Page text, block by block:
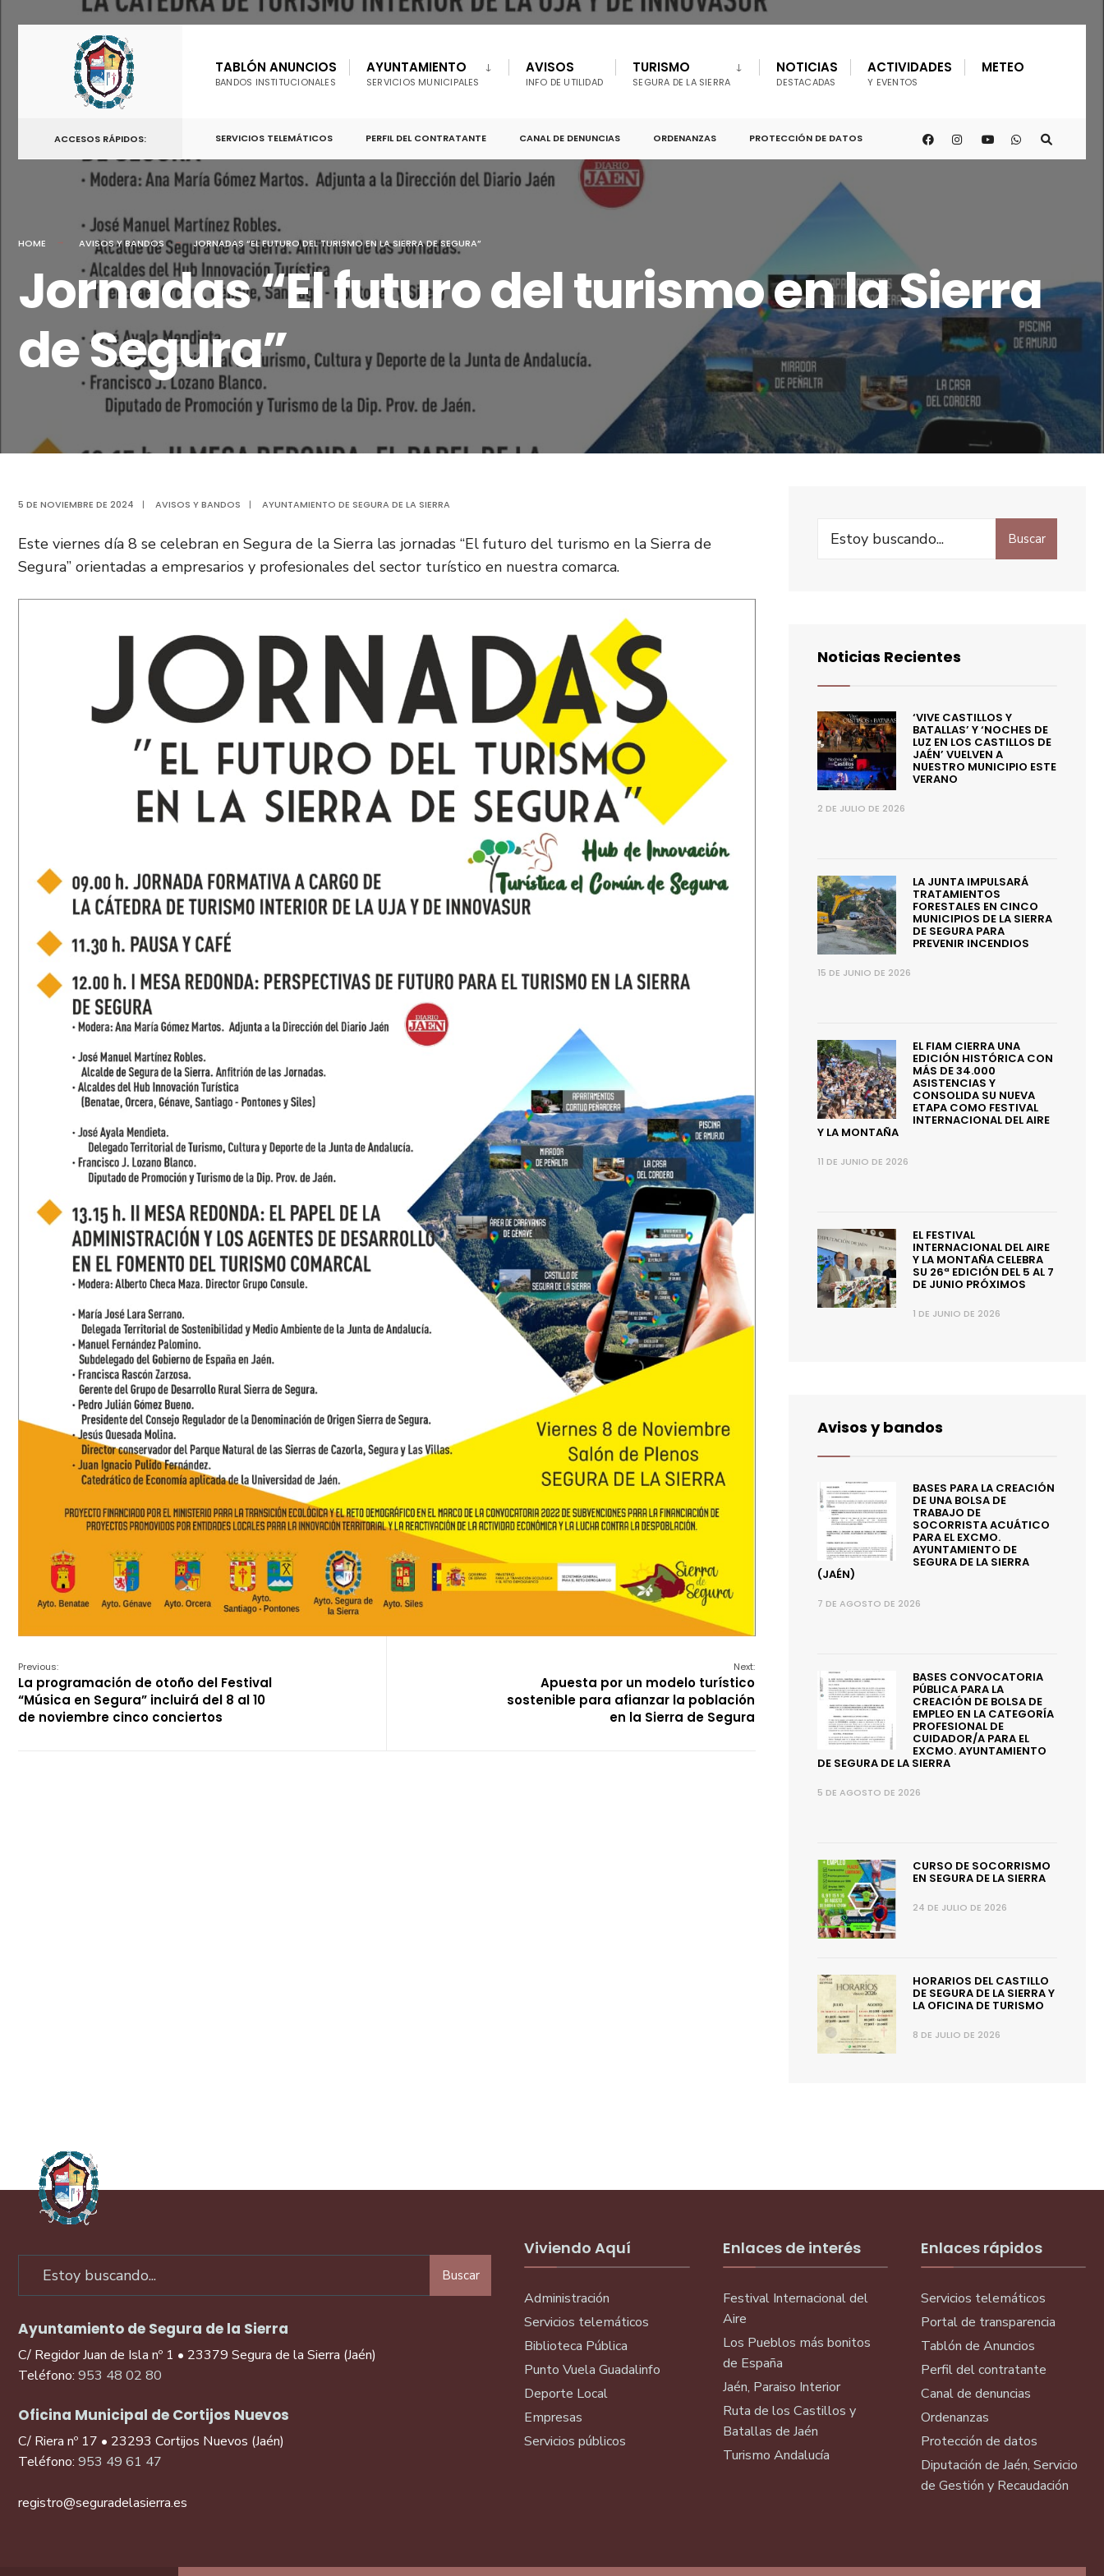
TABLÓN ANUNCIOS
BANDOS INSTITUCIONALES
AYUNTAMIENTO
SERVICIOS MUNICIPALES
AVISOS
INFO DE UTILIDAD
TURISMO
SEGURA DE LA SIERRA
NOTICIAS
DESTACADAS
ACTIVIDADES
Y EVENTOS
METEO
ACCESOS RÁPIDOS: SERVICIOS TELEMÁTICOS PERFIL DEL CONTRATANTE CANAL DE DENUNCIAS ORDENANZAS PROTECCIÓN DE DATOS
HOME AVISOS Y BANDOS JORNADAS “EL FUTURO DEL TURISMO EN LA SIERRA DE SEGURA”
Jornadas “El futuro del turismo en la Sierra
de Segura”
5 DE NOVIEMBRE DE 2024 | AVISOS Y BANDOS | AYUNTAMIENTO DE SEGURA DE LA SIERRA
Este viernes día 8 se celebran en Segura de la Sierra las jornadas “El futuro del turismo en la Sierra de
Segura” orientadas a empresarios y profesionales del sector turístico en nuestra comarca.
Previous:
La programación de otoño del Festival
“Música en Segura” incluirá del 8 al 10
de noviembre cinco conciertos
Next:
Apuesta por un modelo turístico
sostenible para afianzar la población
en la Sierra de Segura
Buscar
Noticias Recientes
‘VIVE CASTILLOS Y
BATALLAS’ Y ‘NOCHES DE
LUZ EN LOS CASTILLOS DE
JAÉN’ VUELVEN A
NUESTRO MUNICIPIO ESTE
VERANO
2 DE JULIO DE 2026
LA JUNTA IMPULSARÁ
TRATAMIENTOS
FORESTALES EN CINCO
MUNICIPIOS DE LA SIERRA
DE SEGURA PARA
PREVENIR INCENDIOS
15 DE JUNIO DE 2026
EL FIAM CIERRA UNA
EDICIÓN HISTÓRICA CON
MÁS DE 34.000
ASISTENCIAS Y
CONSOLIDA SU NUEVA
ETAPA COMO FESTIVAL
INTERNACIONAL DEL AIRE
Y LA MONTAÑA
11 DE JUNIO DE 2026
EL FESTIVAL
INTERNACIONAL DEL AIRE
Y LA MONTAÑA CELEBRA
SU 26ª EDICIÓN DEL 5 AL 7
DE JUNIO PRÓXIMOS
1 DE JUNIO DE 2026
Avisos y bandos
BASES PARA LA CREACIÓN
DE UNA BOLSA DE
TRABAJO DE
SOCORRISTA ACUÁTICO
PARA EL EXCMO.
AYUNTAMIENTO DE
SEGURA DE LA SIERRA
(JAÉN)
7 DE AGOSTO DE 2026
BASES CONVOCATORIA
PÚBLICA PARA LA
CREACIÓN DE BOLSA DE
EMPLEO EN LA CATEGORÍA
PROFESIONAL DE
CUIDADOR/A PARA EL
EXCMO. AYUNTAMIENTO
DE SEGURA DE LA SIERRA
5 DE AGOSTO DE 2026
CURSO DE SOCORRISMO
EN SEGURA DE LA SIERRA
24 DE JULIO DE 2026
HORARIOS DEL CASTILLO
DE SEGURA DE LA SIERRA Y
LA OFICINA DE TURISMO
8 DE JULIO DE 2026
Buscar
Ayuntamiento de Segura de la Sierra
C/ Regidor Juan de Isla nº 1 • 23379 Segura de la Sierra (Jaén)
Teléfono: 953 48 02 80
Oficina Municipal de Cortijos Nuevos
C/ Riera nº 17 • 23293 Cortijos Nuevos (Jaén)
Teléfono: 953 49 61 47
registro@seguradelasierra.es
Viviendo Aquí
Administración
Servicios telemáticos
Biblioteca Pública
Punto Vuela Guadalinfo
Deporte Local
Empresas
Servicios públicos
Enlaces de interés
Festival Internacional del
Aire
Los Pueblos más bonitos
de España
Jaén, Paraiso Interior
Ruta de los Castillos y
Batallas de Jaén
Turismo Andalucía
Enlaces rápidos
Servicios telemáticos
Portal de transparencia
Tablón de Anuncios
Perfil del contratante
Canal de denuncias
Ordenanzas
Protección de datos
Diputación de Jaén, Servicio
de Gestión y Recaudación